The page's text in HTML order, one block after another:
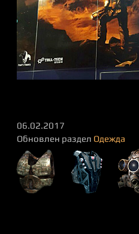
06.02.2017
Обновлен раздел Одежда